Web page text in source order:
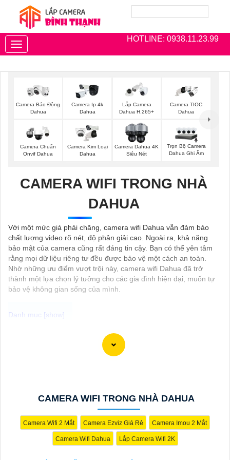
HOTLINE: 0938.11.23.99
Toggle
navigation
Camera Báo Động
Dahua
Camera Ip 4k
Dahua
Lắp Camera
Dahua H.265+
Camera TIOC
Dahua
Camera Chuẩn
Onvif Dahua
Camera Kim Loại
Dahua
Camera Dahua 4K
Siêu Nét
Trọn Bộ Camera
Dahua Ghi Âm
CAMERA WIFI TRONG NHÀ
DAHUA
Với một mức giá phải chăng, camera wifi Dahua vẫn đảm bảo
chất lượng video rõ nét, độ phân giải cao. Ngoài ra, khả năng
bảo mật của camera cũng rất đáng tin cậy. Bạn có thể yên tâm
rằng mọi dữ liệu riêng tư đều được bảo vệ một cách an toàn.
Nhờ những ưu điểm vượt trội này, camera wifi Dahua đã trở
thành một lựa chọn lý tưởng cho các gia đình hiện đại, muốn tự
bảo vệ không gian sống của mình.
Chắc chắn! Dưới đây là một số tư vấn và giới thiệu về Camera
Giá Rẻ Thiết Bị An Ninh Chính Hãng mà bạn có thể xem xét:
**Camera Hikvision DS-2CD1021-I**: - Camera IP công
nghệ H.265+ tiết kiệm băng thông. - Độ phân giải 2MP
(1920x1080). - Hỗ trợ chống ngược sáng kỹ thuật số. - Thiết kế
vỏ nhựa chống va đập. - Hồng ngoại ban đêm khoảng cách lên
CAMERA WIFI TRONG NHÀ DAHUA
Camera Wifi 2 Mắt Camera Ezviz Giá Rẻ Camera Imou 2 Mắt
Camera Wifi Dahua Lắp Camera Wifi 2K